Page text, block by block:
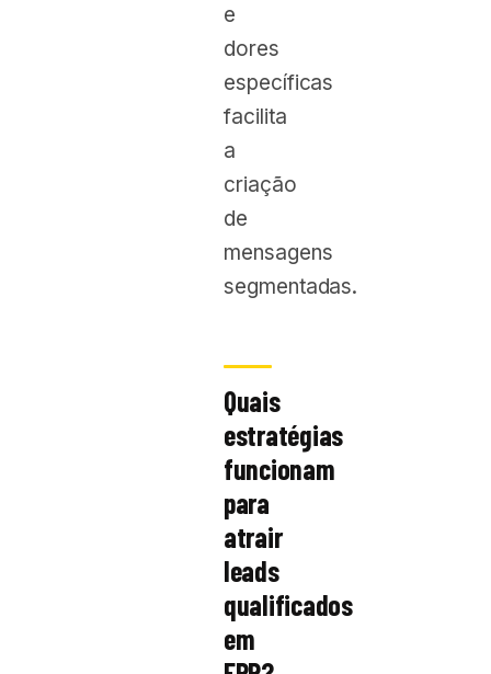
e
dores
específicas
facilita
a
criação
de
mensagens
segmentadas.
Quais
estratégias
funcionam
para
atrair
leads
qualificados
em